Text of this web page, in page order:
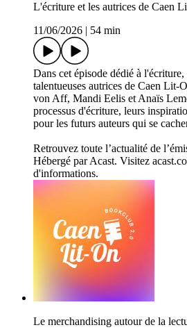
L'écriture et les autrices de Caen
11/06/2026
54 min
Dans cet épisode dédié à
talentueuses autrices de Caen Lit-
von Aff, Mandi Eelis et Anaïs
processus d'écriture, leurs
pour les futurs auteurs qui se
Retrouvez toute l’actualité de
Hébergé par Acast. Visitez
d'informations.
Le merchandising autour de la